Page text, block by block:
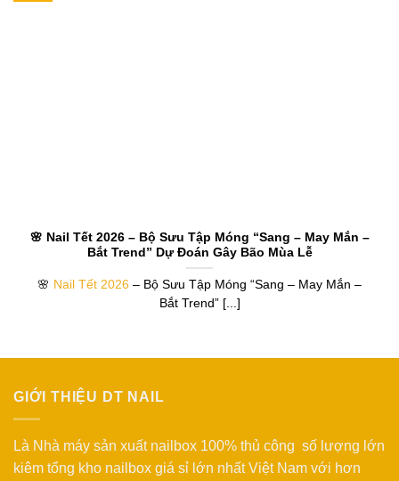
🌸 Nail Tết 2026 – Bộ Sưu Tập Móng “Sang – May Mắn –
Bắt Trend” Dự Đoán Gây Bão Mùa Lễ
🌸 Nail Tết 2026 – Bộ Sưu Tập Móng “Sang – May Mắn –
Bắt Trend” [...]
GIỚI THIỆU DT NAIL
Là Nhà máy sản xuất nailbox 100% thủ công số lượng lớn
kiêm tổng kho nailbox giá sỉ lớn nhất Việt Nam với hơn